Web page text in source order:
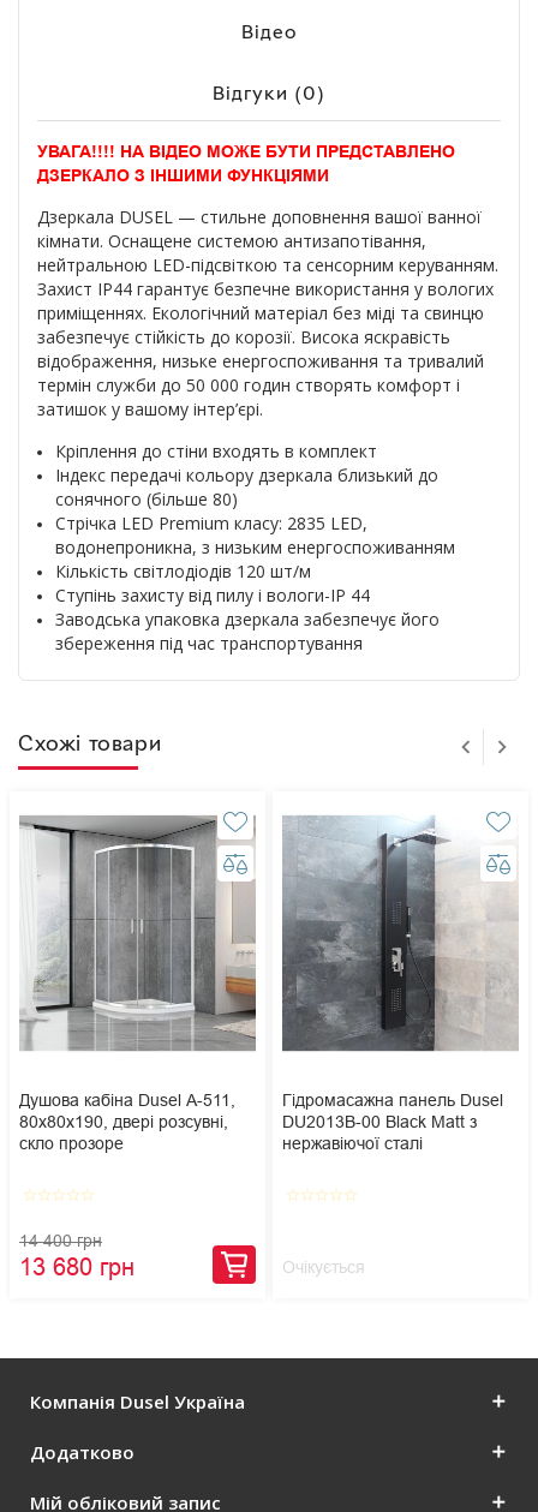
Відео
Відгуки (0)
УВАГА!!!! НА ВІДЕО МОЖЕ БУТИ ПРЕДСТАВЛЕНО
ДЗЕРКАЛО З ІНШИМИ ФУНКЦІЯМИ
Дзеркала DUSEL — стильне доповнення вашої ванної
кімнати. Оснащене системою антизапотівання,
нейтральною LED-підсвіткою та сенсорним керуванням.
Захист IP44 гарантує безпечне використання у вологих
приміщеннях. Екологічний матеріал без міді та свинцю
забезпечує стійкість до корозії. Висока яскравість
відображення, низьке енергоспоживання та тривалий
термін служби до 50 000 годин створять комфорт і
затишок у вашому інтер’єрі.
Кріплення до стіни входять в комплект
Індекс передачі кольору дзеркала близький до
сонячного (більше 80)
Стрічка LED Premium класу: 2835 LED,
водонепроникна, з низьким енергоспоживанням
Кількість світлодіодів 120 шт/м
Ступінь захисту від пилу і вологи-IP 44
Заводська упаковка дзеркала забезпечує його
збереження під час транспортування
Схожі товари
Душова кабіна Dusel А-511,
80х80х190, двері розсувні,
скло прозоре
star_borderstar_borderstar_borderstar_borderstar_border
14 400 грн
13 680 грн
Гідромасажна панель Dusel
DU2013B-00 Black Matt з
нержавіючої сталі
star_borderstar_borderstar_borderstar_borderstar_border
Очікується
Компанія Dusel Україна
Додатково
Мій обліковий запис